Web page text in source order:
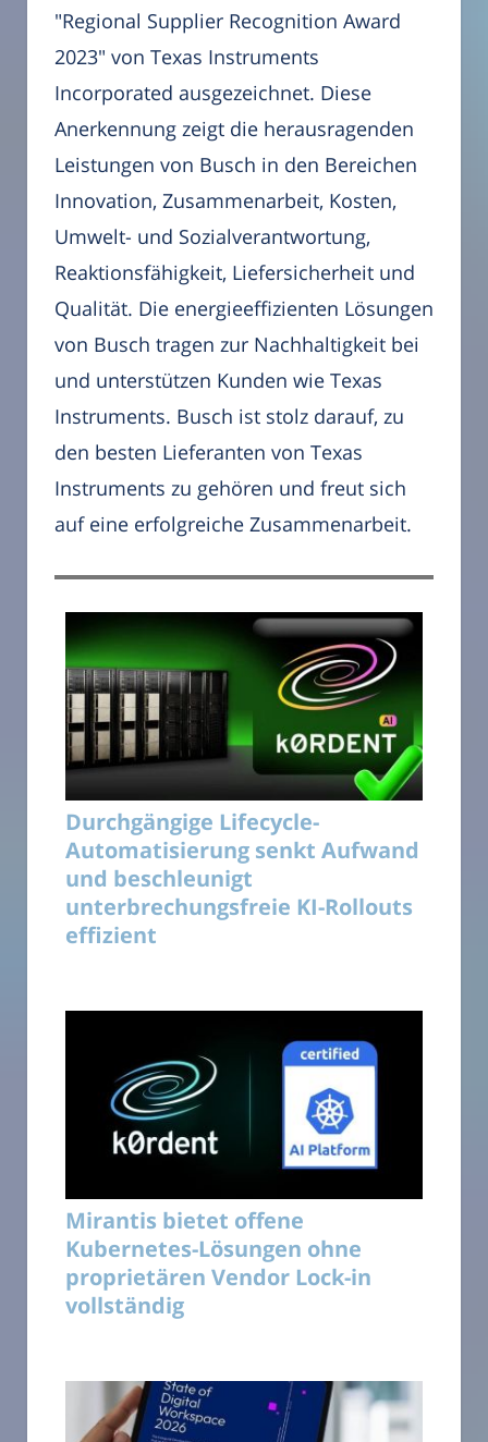
"Regional Supplier Recognition Award
2023" von Texas Instruments
Incorporated ausgezeichnet. Diese
Anerkennung zeigt die herausragenden
Leistungen von Busch in den Bereichen
Innovation, Zusammenarbeit, Kosten,
Umwelt- und Sozialverantwortung,
Reaktionsfähigkeit, Liefersicherheit und
Qualität. Die energieeffizienten Lösungen
von Busch tragen zur Nachhaltigkeit bei
und unterstützen Kunden wie Texas
Instruments. Busch ist stolz darauf, zu
den besten Lieferanten von Texas
Instruments zu gehören und freut sich
auf eine erfolgreiche Zusammenarbeit.
Durchgängige Lifecycle-
Automatisierung senkt Aufwand
und beschleunigt
unterbrechungsfreie KI-Rollouts
effizient
Mirantis bietet offene
Kubernetes-Lösungen ohne
proprietären Vendor Lock-in
vollständig